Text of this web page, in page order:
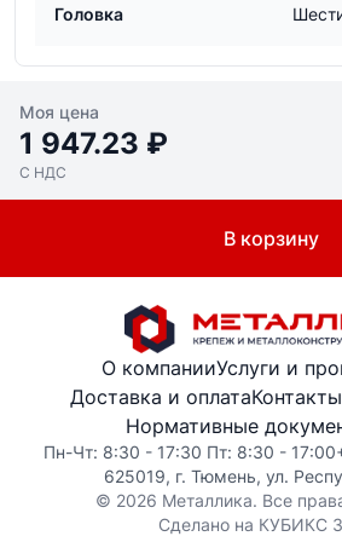
Головка
Моя цена
1 947.23 ₽
С НДС
В корзину
О компанииУслуги и
Доставка и оплатаКонтакты
Нормативные
Пн-Чт: 8:30 - 17:30 Пт: 8:30 - 17:00
625019, г. Тюмень, ул.
© 2026 Металлика. Все
Сделано на КУБИКС